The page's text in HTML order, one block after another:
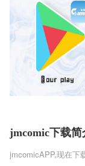
jmcomic下载简
jmcomicAPP,现在下